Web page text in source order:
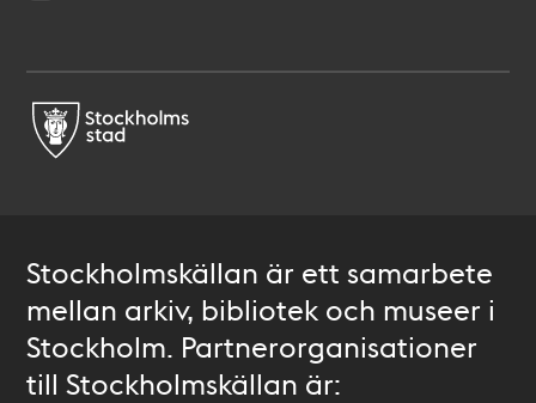
Stockholmskällan är ett samarbete
mellan arkiv, bibliotek och museer i
Stockholm. Partnerorganisationer
till Stockholmskällan är: